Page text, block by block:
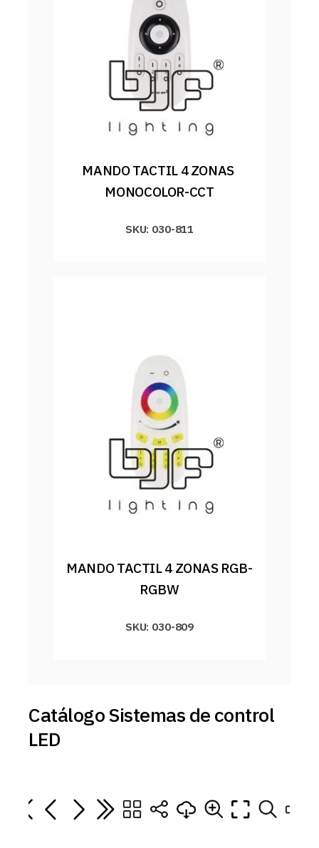
MANDO TACTIL 4 ZONAS
MONOCOLOR-CCT
SKU: 030-811
MANDO TACTIL 4 ZONAS RGB-
RGBW
SKU: 030-809
Catálogo Sistemas de control
LED